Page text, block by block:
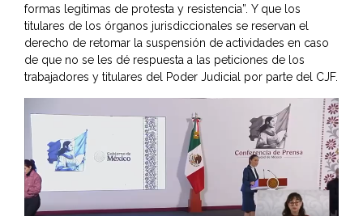
formas legítimas de protesta y resistencia”. Y que los
titulares de los órganos jurisdiccionales se reservan el
derecho de retomar la suspensión de actividades en caso
de que no se les dé respuesta a las peticiones de los
trabajadores y titulares del Poder Judicial por parte del CJF.